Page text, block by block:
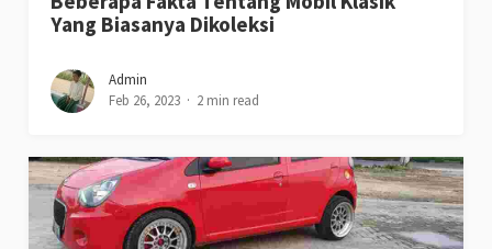
Yang Biasanya Dikoleksi
Admin
Feb 26, 2023
2 min read